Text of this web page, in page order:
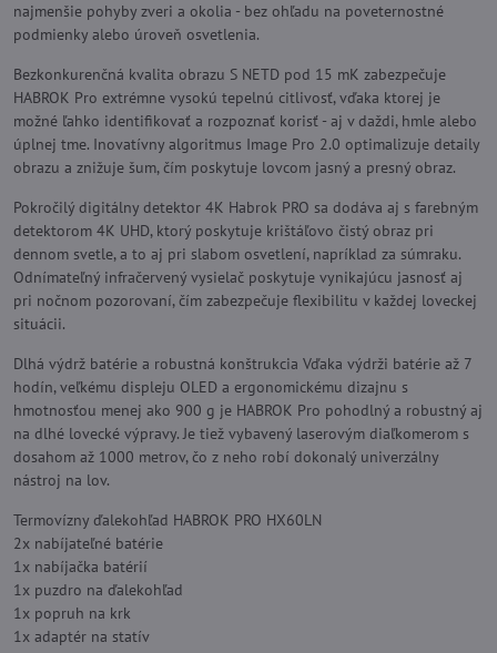
najmenšie pohyby zveri a okolia - bez ohľadu na poveternostné
podmienky alebo úroveň osvetlenia.
Bezkonkurenčná kvalita obrazu S NETD pod 15 mK zabezpečuje
HABROK Pro extrémne vysokú tepelnú citlivosť, vďaka ktorej je
možné ľahko identifikovať a rozpoznať korisť - aj v daždi, hmle alebo
úplnej tme. Inovatívny algoritmus Image Pro 2.0 optimalizuje detaily
obrazu a znižuje šum, čím poskytuje lovcom jasný a presný obraz.
Pokročilý digitálny detektor 4K Habrok PRO sa dodáva aj s farebným
detektorom 4K UHD, ktorý poskytuje krištáľovo čistý obraz pri
dennom svetle, a to aj pri slabom osvetlení, napríklad za súmraku.
Odnímateľný infračervený vysielač poskytuje vynikajúcu jasnosť aj
pri nočnom pozorovaní, čím zabezpečuje flexibilitu v každej loveckej
situácii.
Dlhá výdrž batérie a robustná konštrukcia Vďaka výdrži batérie až 7
hodín, veľkému displeju OLED a ergonomickému dizajnu s
hmotnosťou menej ako 900 g je HABROK Pro pohodlný a robustný aj
na dlhé lovecké výpravy. Je tiež vybavený laserovým diaľkomerom s
dosahom až 1000 metrov, čo z neho robí dokonalý univerzálny
nástroj na lov.
Termovízny ďalekohľad HABROK PRO HX60LN
2x nabíjateľné batérie
1x nabíjačka batérií
1x puzdro na ďalekohľad
1x popruh na krk
1x adaptér na statív